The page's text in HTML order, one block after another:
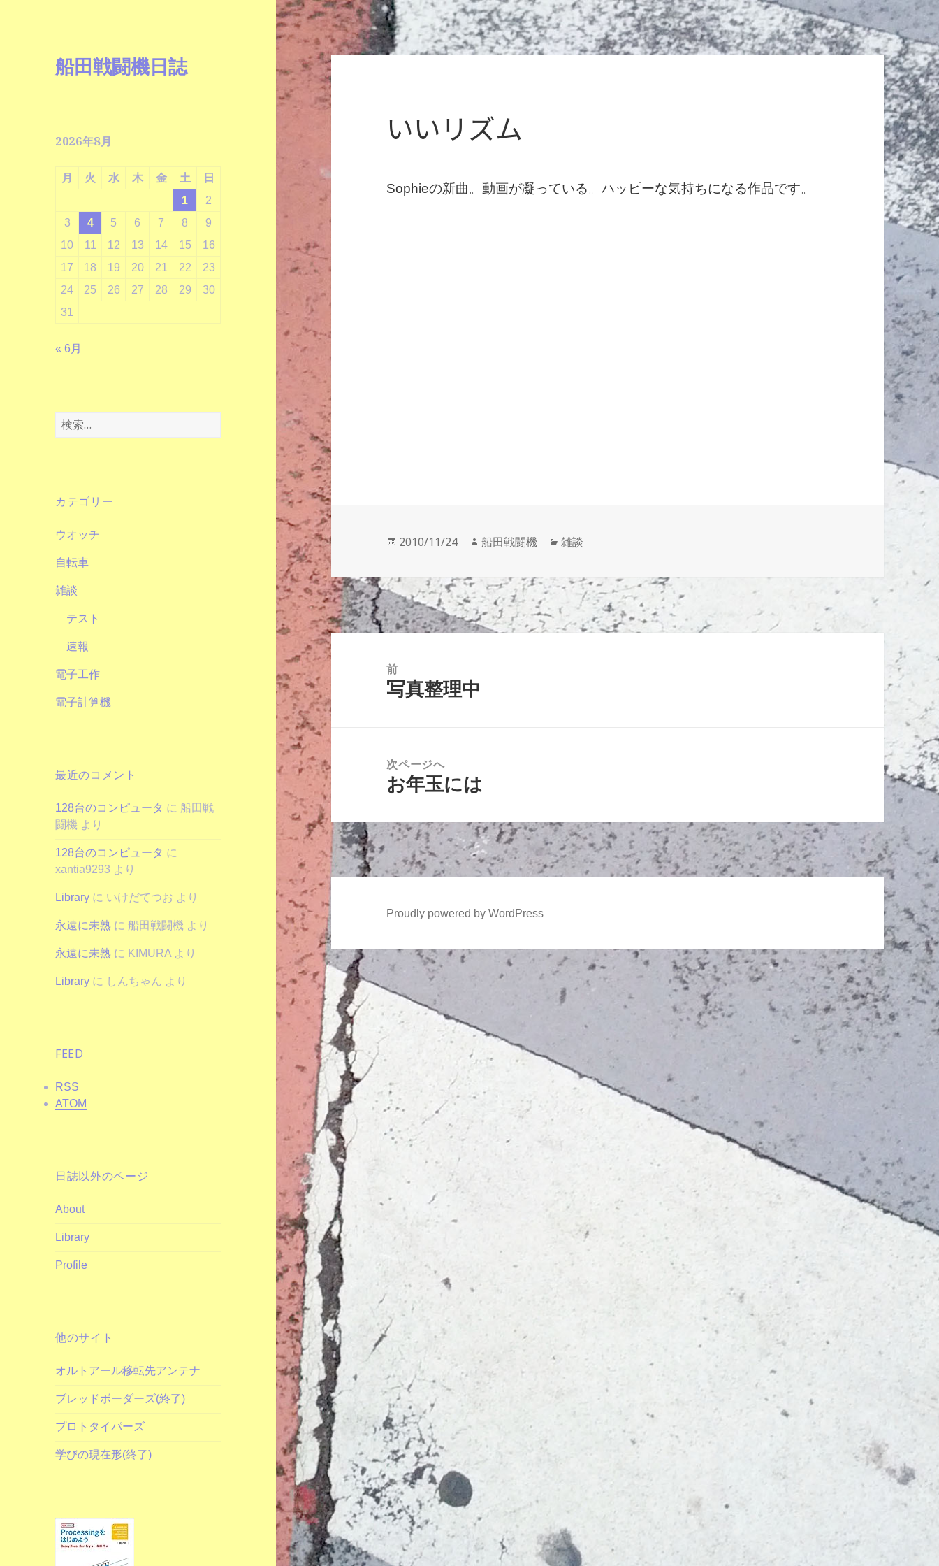
船田戦闘機日誌
2026年8月
月 火 水 木 金 土
日
1
2
3
4 5 6 7 8
9
10
11 12 13 14 15
16
17
18 19 20 21 22
23
24
25 26 27 28 29
30
31
« 6月
検
索:
カテゴリー
ウオッチ
自転車
雑談
テスト
速報
電子工作
電子計算機
最近のコメント
128台のコンピュータ に船田戦
闘機 より
128台のコンピュータ に
xantia9293 より
Library に いけだてつお より
永遠に未熟 に船田戦闘機 より
永遠に未熟 に KIMURA より
Library に しんちゃん より
FEED
RSS
ATOM
日誌以外のページ
About
Library
Profile
他のサイト
オルトアール移転先アンテナ
ブレッドボーダーズ(終了)
プロトタイパーズ
学びの現在形(終了)
いいリズム
Sophieの新曲。動画が凝っている。ハッピーな気持ちになる作品です。
投
日:
2010/11/24
作
船田戦闘機
カ
ゴ
リ
ー
雑談
投
ビ
シ
ョ
ン
前
前
写真整理中
次ページへ
次
投
お年玉には
Proudly powered by WordPress